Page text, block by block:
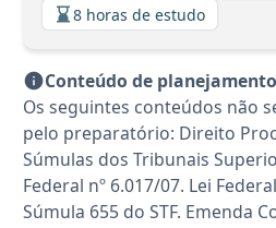
8 horas de estudo
Conteúdo de planejamento
Os seguintes conteúdos não
pelo preparatório: Direito
Súmulas dos Tribunais
Federal nº 6.017/07. Lei
Súmula 655 do STF. Emenda